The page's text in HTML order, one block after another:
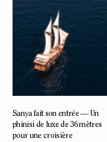
Sanya fait son entrée — Un
phinisi de luxe de 36 mètres
pour une croisière